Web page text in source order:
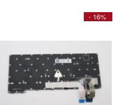
- 16%